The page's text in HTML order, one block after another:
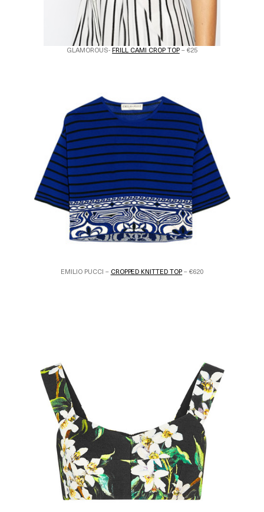
GLAMOROUS-FRILL CAMI CROP TOP– €25
EMILIO PUCCI – CROPPED KNITTED TOP– €620